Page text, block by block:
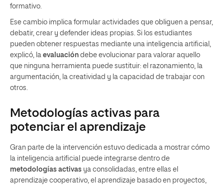
formativo.
Ese cambio implica formular actividades que obliguen a pensar,
debatir, crear y defender ideas propias. Si los estudiantes
pueden obtener respuestas mediante una inteligencia artificial,
explicó, la evaluación debe evolucionar para valorar aquello
que ninguna herramienta puede sustituir: el razonamiento, la
argumentación, la creatividad y la capacidad de trabajar con
otros.
Metodologías activas para
potenciar el aprendizaje
Gran parte de la intervención estuvo dedicada a mostrar cómo
la inteligencia artificial puede integrarse dentro de
metodologías activas ya consolidadas, entre ellas el
aprendizaje cooperativo, el aprendizaje basado en proyectos,